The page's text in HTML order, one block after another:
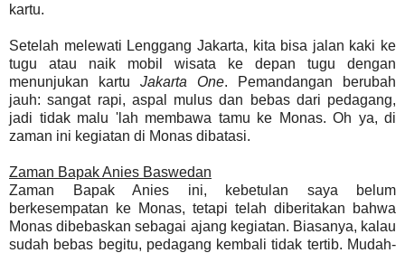
kartu.
Setelah melewati Lenggang Jakarta, kita bisa jalan kaki ke
tugu atau naik mobil wisata ke depan tugu dengan
menunjukan kartu Jakarta One. Pemandangan berubah
jauh: sangat rapi, aspal mulus dan bebas dari pedagang,
jadi tidak malu 'lah membawa tamu ke Monas. Oh ya, di
zaman ini kegiatan di Monas dibatasi.
Zaman Bapak Anies Baswedan
Zaman Bapak Anies ini, kebetulan saya belum
berkesempatan ke Monas, tetapi telah diberitakan bahwa
Monas dibebaskan sebagai ajang kegiatan. Biasanya, kalau
sudah bebas begitu, pedagang kembali tidak tertib. Mudah-